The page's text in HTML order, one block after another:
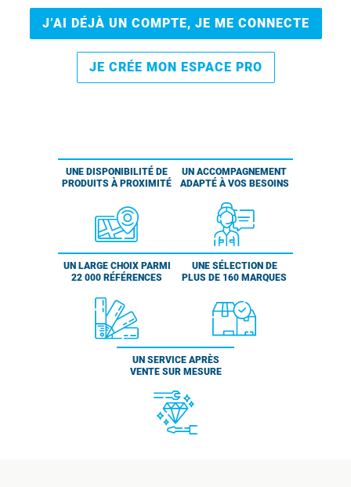
J’AI DÉJÀ UN COMPTE, JE ME CONNECTE
JE CRÉE MON ESPACE PRO
UNE DISPONIBILITÉ DE
PRODUITS À PROXIMITÉ
UN ACCOMPAGNEMENT
ADAPTÉ À VOS BESOINS
UN LARGE CHOIX PARMI
22 000 RÉFÉRENCES
UNE SÉLECTION DE
PLUS DE 160 MARQUES
UN SERVICE APRÈS
VENTE SUR MESURE